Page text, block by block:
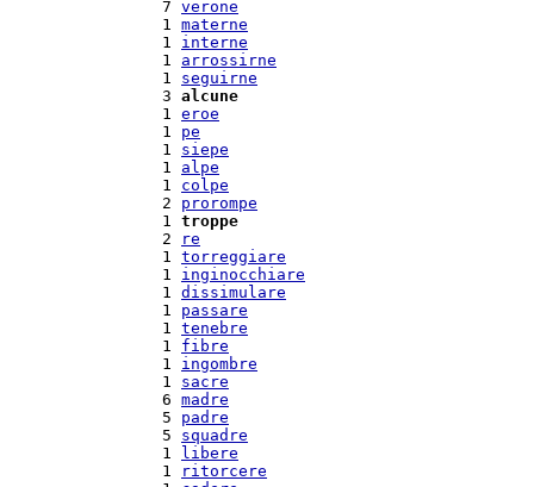
  7
verone
  1
materne
  1
interne
  1
arrossirne
  1
seguirne
  3
alcune
  1
eroe
  1
pe
  1
siepe
  1
alpe
  1
colpe
  2
prorompe
  1
troppe
  2
re
  1
torreggiare
  1
inginocchiare
  1
dissimulare
  1
passare
  1
tenebre
  1
fibre
  1
ingombre
  1
sacre
  6
madre
  5
padre
  5
squadre
  1
libere
  1
ritorcere